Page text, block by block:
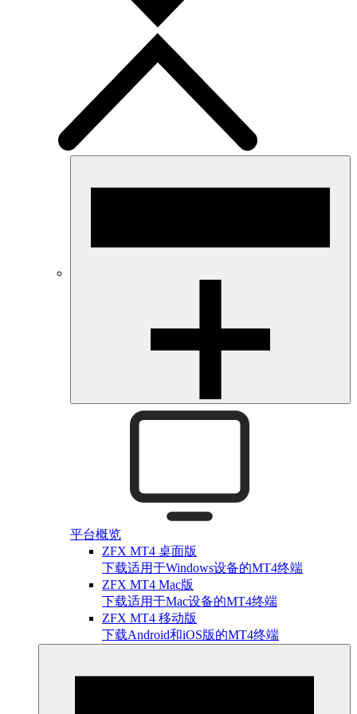
平台概览
ZFX MT4 桌面版
下载适用于Windows设备的MT4终端
ZFX MT4 Mac版
下载适用于Mac设备的MT4终端
ZFX MT4 移动版
下载Android和iOS版的MT4终端